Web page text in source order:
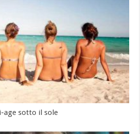
age sotto il sole